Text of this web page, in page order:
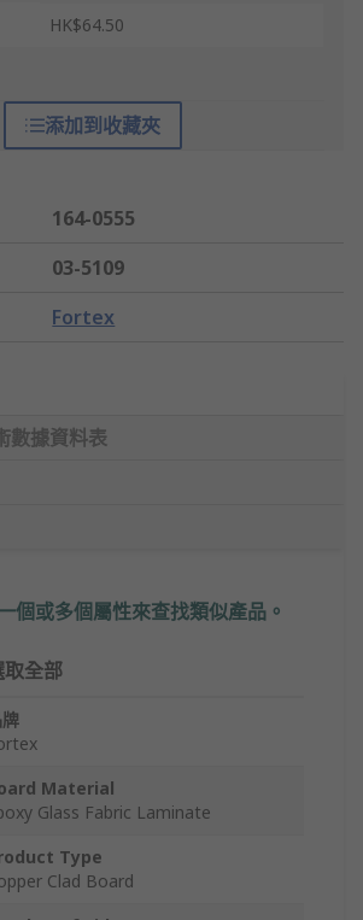
HK$64.50
添加到收藏夾
164-0555
03-5109
Fortex
數據資料表
個或多個屬性來查找類似產品。
取全部
Material
Glass Fabric Laminate
Type
Clad Board